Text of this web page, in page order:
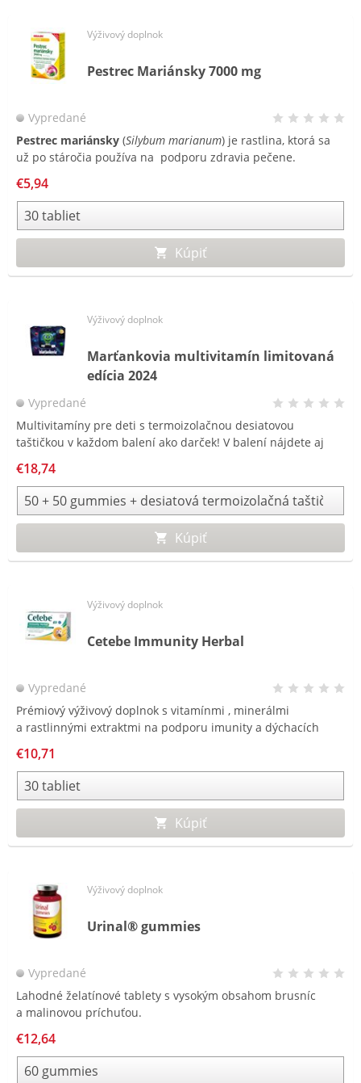
Výživový doplnok
Pestrec Mariánsky 7000 mg
Vypredané
Pestrec mariánsky (Silybum marianum) je rastlina, ktorá sa
už po stáročia používa na podporu zdravia pečene.
ktorý je extrahovaný z jeho semien. Tradične je pestrec s
vysokým obsahom silymarínu používaný na podporu
funkcie pečene.
€5,94
Kúpiť
Výživový doplnok
Marťankovia multivitamín limitovaná
edícia 2024
Vypredané
Multivitamíny pre deti s termoizolačnou desiatovou
taštičkou v každom balení ako darček! V balení nájdete aj
tvaroch emotikonov a najpredávanejších Marťankov Gummy
s Echinaceou.
€18,74
Kúpiť
Výživový doplnok
Cetebe Immunity Herbal
Vypredané
Prémiový výživový doplnok s vitamínmi , minerálmi
a rastlinnými extraktmi na podporu imunity a dýchacích
€10,71
Kúpiť
Výživový doplnok
Urinal® gummies
Vypredané
Lahodné želatínové tablety s vysokým obsahom brusníc
a malinovou príchuťou.
€12,64